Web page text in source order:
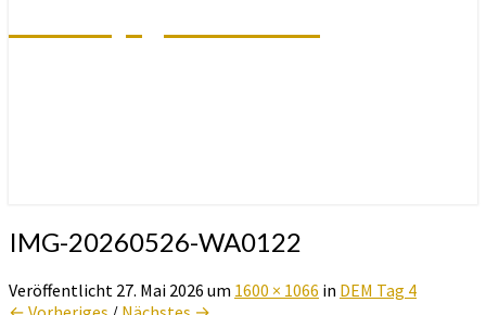
IMG-20260526-WA0122
Veröffentlicht 27. Mai 2026 um 1600 × 1066 in DEM Tag 4